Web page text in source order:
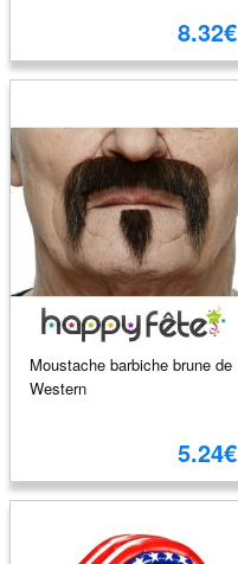
8.32€
Moustache barbiche brune de
Western
5.24€